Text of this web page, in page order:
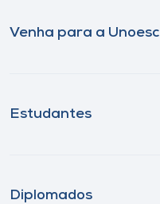
Venha para a Unoesc
Estudantes
Diplomados